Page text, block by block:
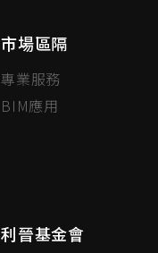
市場區隔
專業服務
BIM應用
利晉基金會